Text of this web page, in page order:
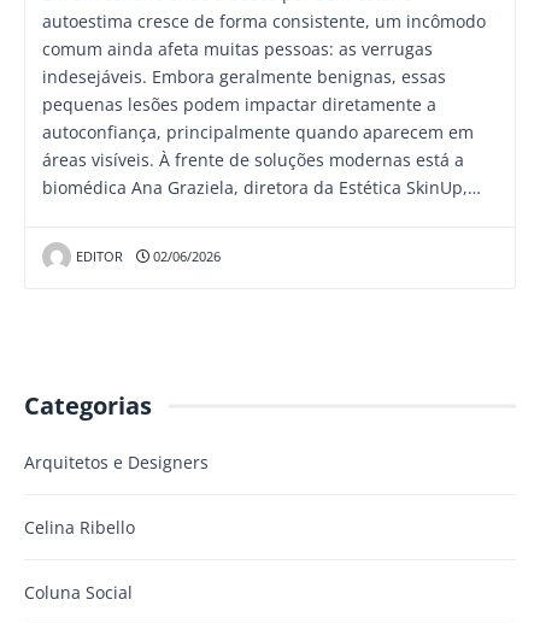
autoestima cresce de forma consistente, um incômodo
comum ainda afeta muitas pessoas: as verrugas
indesejáveis. Embora geralmente benignas, essas
pequenas lesões podem impactar diretamente a
autoconfiança, principalmente quando aparecem em
áreas visíveis. À frente de soluções modernas está a
biomédica Ana Graziela, diretora da Estética SkinUp,…
EDITOR 02/06/2026
Categorias
Arquitetos e Designers
Celina Ribello
Coluna Social